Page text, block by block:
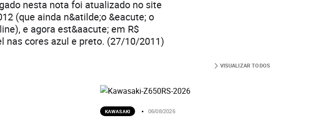
nesta nota foi atualizado no site
(que ainda n&atilde;o &eacute; o
e agora est&aacute; em R$
nas cores azul e preto. (27/10/2011)
VISUALIZAR TODOS
KAWASAKI 06/08/2026